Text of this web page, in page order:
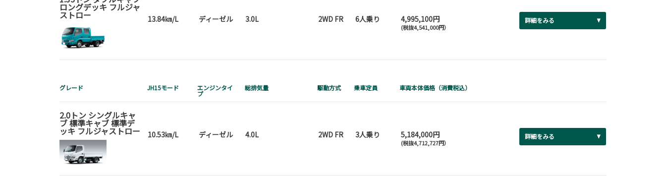
ロングデッキ フルジャ
ストロー 13.84㎞/L ディーゼル 3.0L 2WD FR 6人乗り 4,995,100円
(税抜4,541,000円）
詳細をみる
グレード JH15モード エンジンタイ
プ
総排気量 駆動方式 乗車定員 車両本体価格（消費税込）
2.0トン シングルキャ
ブ 標準キャブ 標準デ
ッキ フルジャストロー 10.53㎞/L ディーゼル 4.0L 2WD FR 3人乗り 5,184,000円
(税抜4,712,727円）
詳細をみる